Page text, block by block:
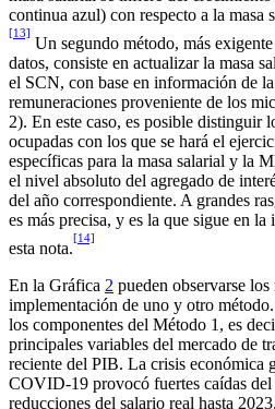
continua azul) con respecto a la masa
[13]
Un segundo método, más
datos, consiste en actualizar la masa
el SCN, con base en información de
remuneraciones proveniente de los
2). En este caso, es posible distinguir
ocupadas con los que se hará el
específicas para la masa salarial y la
el nivel absoluto del agregado de
del año correspondiente. A grandes
es más precisa, y es la que sigue en
esta nota.
[14]
En la Gráfica 2 pueden observarse los
implementación de uno y otro
los componentes del Método 1, es
principales variables del mercado de
reciente del PIB. La crisis económica
COVID-19 provocó fuertes caídas
reducciones del salario real hasta